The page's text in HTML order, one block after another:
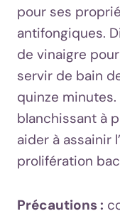
pour ses
antifongiques.
de vinaigre
servir de bain
quinze minutes.
blanchissant à
aider à assainir
prolifération
Précautions :